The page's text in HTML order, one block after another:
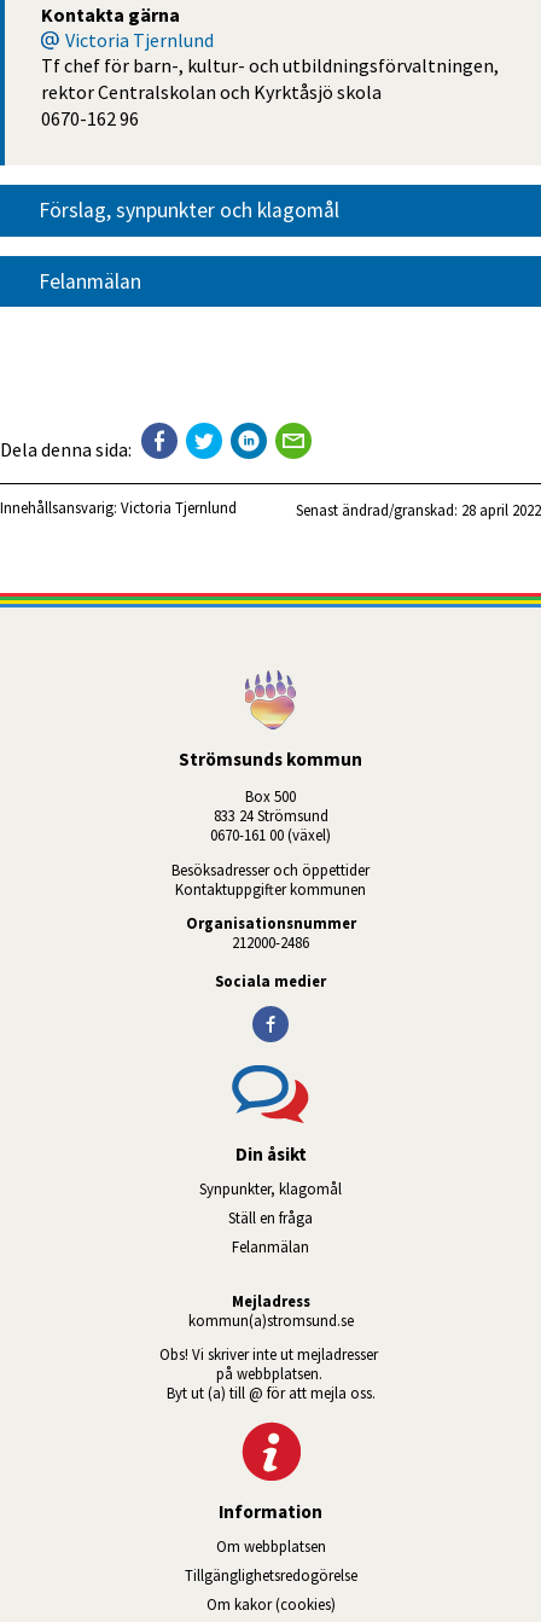
Kontakta gärna
Victoria Tjernlund
Tf chef för barn-, kultur- och utbildningsförvaltningen,
rektor Centralskolan och Kyrktåsjö skola
0670-162 96
Förslag, synpunkter och klagomål
Felanmälan
Dela denna sida:
Innehållsansvarig: Victoria Tjernlund Senast ändrad/granskad: 28 april 2022
Strömsunds kommun
Box 500
833 24 Strömsund
0670-161 00 (växel)
Besöksadresser och öppettider
Kontaktuppgifter kommunen
Organisationsnummer
212000-2486
Sociala medier
Din åsikt
Synpunkter, klagomål
Ställ en fråga
Felanmälan
Mejladress
kommun(a)stromsund.se
Obs! Vi skriver inte ut mejladresser
på webbplatsen.
Byt ut (a) till @ för att mejla oss.
Information
Om webbplatsen
Tillgänglig­hets­redo­görelse
Om kakor (cookies)